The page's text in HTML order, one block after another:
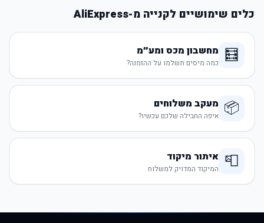
כלים שימושיים לקנייה מ-AliExpress
🧮 מחשבון מכס ומע״מ
כמה מיסים תשלמו על ההזמנה?
📦 מעקב משלוחים
איפה החבילה שלכם עכשיו?
📮 איתור מיקוד
המיקוד המדויק למשלוח